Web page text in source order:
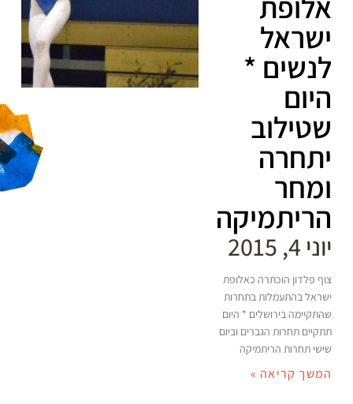
ישראל
לנשים *
היום
שטילוב
יתחרה
ומחר
הריתמיקה
יוני 4, 2015
צוף פלדון הוכתרה כאלופת
ישראל בהתעמלות בתחרות
שהתקיימה בירושלים * היום
תתקיים תחרות הגברים וביום
שישי תחרות הריתמיקה
המשך קריאה »